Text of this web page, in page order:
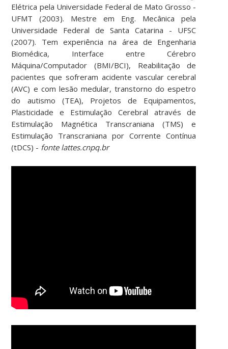
Elétrica pela Universidade Federal de Mato Grosso -
UFMT (2003). Mestre em Eng. Mecânica pela
Universidade Federal de Santa Catarina - UFSC
(2007). Tem experiência na área de Engenharia
Biomédica, Interface entre Cérebro
Máquina/Computador (BMI/BCI), Reabilitação de
pacientes que sofreram acidente vascular cerebral
(AVC) e com lesão medular, transtorno do espetro
do autismo (TEA), Projetos de Equipamentos,
Plasticidade e Estimulação Cerebral através de
Estimulação Magnética Transcraniana (TMS) e
Estimulação Transcraniana por Corrente Contínua
(tDCS) - fonte lattes.cnpq.br